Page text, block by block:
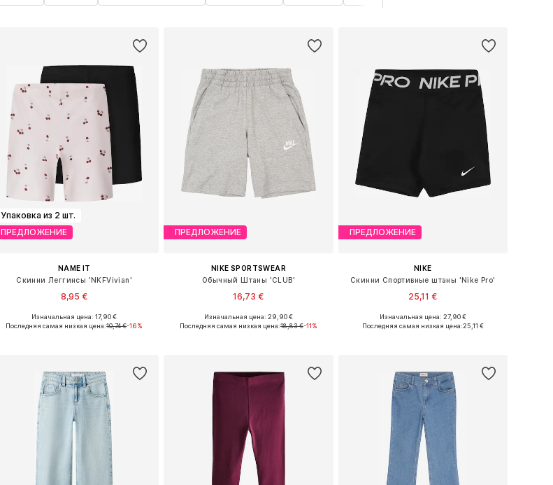
Упаковка из 2 шт.
ПРЕДЛОЖЕНИЕ
NAME IT
Скинни Леггинсы 'NKFVivian'
8,95 €
Доступно множество размеров
Изначальная цена: 17,90 €
Последняя самая низкая цена:10,74 €-16%
ПРЕДЛОЖЕНИЕ
NIKE SPORTSWEAR
Обычный Штаны 'CLUB'
16,73 €
Изначальная цена: 29,90 €
Последняя самая низкая цена:18,83 €-11%
ПРЕДЛОЖЕНИЕ
NIKE
Скинни Спортивные штаны 'Nike Pro'
25,11 €
Доступно множество размеров
Изначальная цена: 27,90 €
Последняя самая низкая цена:25,11 €